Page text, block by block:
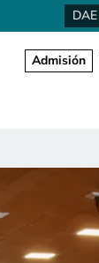
DAE
Admisión